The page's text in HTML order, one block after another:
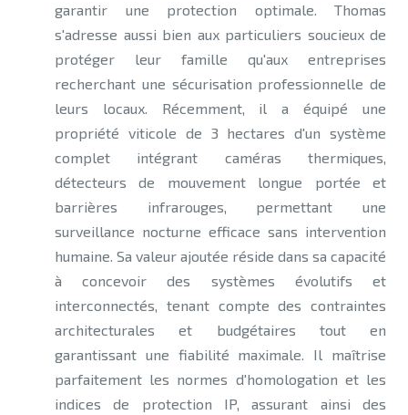
garantir une protection optimale. Thomas
s'adresse aussi bien aux particuliers soucieux de
protéger leur famille qu'aux entreprises
recherchant une sécurisation professionnelle de
leurs locaux. Récemment, il a équipé une
propriété viticole de 3 hectares d'un système
complet intégrant caméras thermiques,
détecteurs de mouvement longue portée et
barrières infrarouges, permettant une
surveillance nocturne efficace sans intervention
humaine. Sa valeur ajoutée réside dans sa capacité
à concevoir des systèmes évolutifs et
interconnectés, tenant compte des contraintes
architecturales et budgétaires tout en
garantissant une fiabilité maximale. Il maîtrise
parfaitement les normes d'homologation et les
indices de protection IP, assurant ainsi des